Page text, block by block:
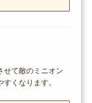
せて敵のミニオン
くなります。